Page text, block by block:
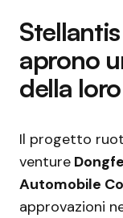
aprono
della
Il progetto
venture
Automobile
approvazioni